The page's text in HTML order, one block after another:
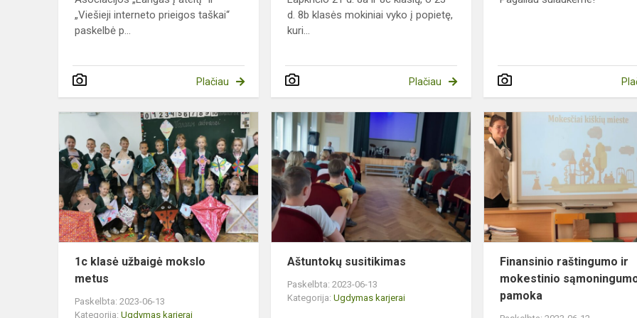
„Viešieji interneto prieigos taškai“
paskelbė p...
Plačiau
d. 8b klasės mokiniai vyko į popietę,
kuri...
Plačiau
klasė
užbaigė
mokslo
metus
1c klasė užbaigė mokslo
metus
Paskelbta: 2023-06-13
Kategorija: Ugdymas karjerai
Aštuntokų
susitikimas
Aštuntokų susitikimas
Paskelbta: 2023-06-13
Kategorija:Ugdymas karjerai
Finansinio raštingumo ir
mokestinio
pamoka